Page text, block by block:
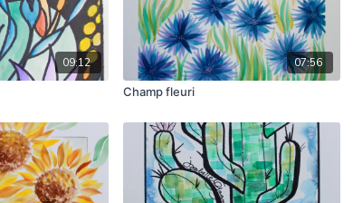
09:12
07:56
Champ fleuri